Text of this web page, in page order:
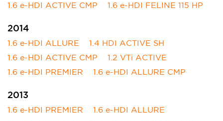
1.6 e-HDI ACTIVE CMP
1.6 e-HDI FELINE 115 HP
2014
1.6 e-HDI ALLURE
1.4 HDI ACTIVE SH
1.6 e-HDI ACTIVE CMP
1.2 VTi ACTIVE
1.6 e-HDI PREMIER
1.6 e-HDI ALLURE CMP
2013
1.6 e-HDI PREMIER
1.6 e-HDI ALLURE